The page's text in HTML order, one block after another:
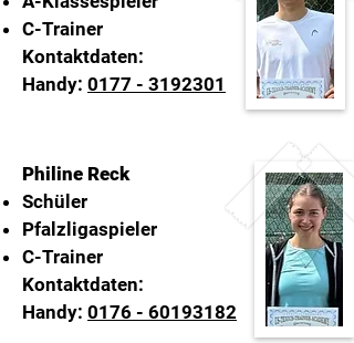
C-Trainer
Kontaktdaten:
Handy: 0177 - 3192301
Philine Reck
Schüler
Pfalzligaspieler
C-Trainer
Kontaktdaten:
Handy: 0176 - 60193182